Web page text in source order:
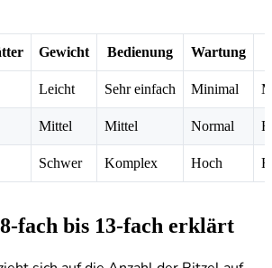
Gewicht Bedienung Wartung
Leicht Sehr einfach Minimal
Mittel Mittel Normal
Schwer Komplex Hoch
fach bis 13-fach erklärt